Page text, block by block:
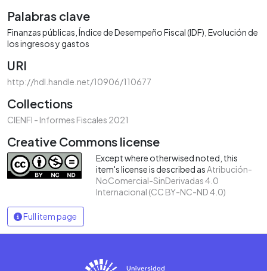
Palabras clave
Finanzas públicas Índice de Desempeño Fiscal (IDF) Evolución de
los ingresos y gastos
URI
http://hdl.handle.net/10906/110677
Collections
CIENFI - Informes Fiscales 2021
Creative Commons license
Except where otherwised noted, this
item's license is described asAtribución-
NoComercial-SinDerivadas 4.0
Internacional (CC BY-NC-ND 4.0)
Full item page